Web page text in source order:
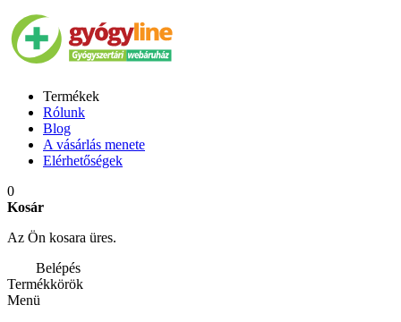
Termékek
Rólunk
Blog
A vásárlás menete
Elérhetőségek
0
Kosár
Az Ön kosara üres.
Belépés
Termékkörök
Menü